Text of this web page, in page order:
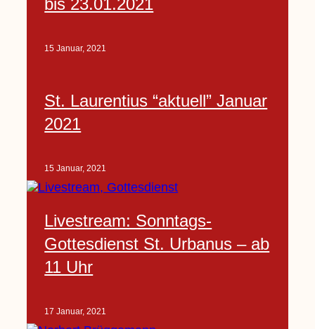
bis 23.01.2021
15 Januar, 2021
St. Laurentius “aktuell” Januar
2021
15 Januar, 2021
Livestream: Sonntags-
Gottesdienst St. Urbanus – ab
11 Uhr
17 Januar, 2021